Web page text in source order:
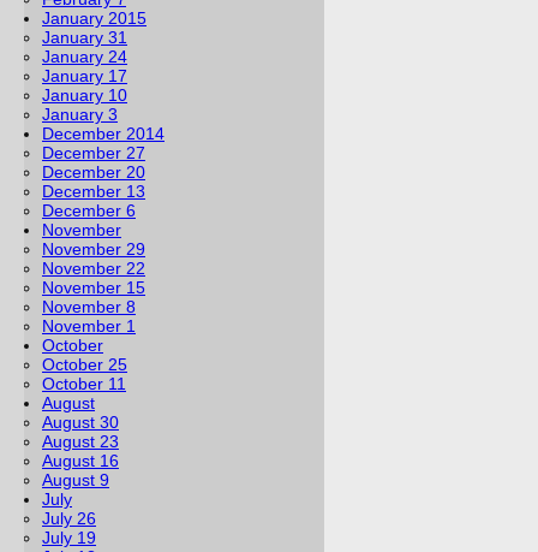
January 2015
January 31
January 24
January 17
January 10
January 3
December 2014
December 27
December 20
December 13
December 6
November
November 29
November 22
November 15
November 8
November 1
October
October 25
October 11
August
August 30
August 23
August 16
August 9
July
July 26
July 19